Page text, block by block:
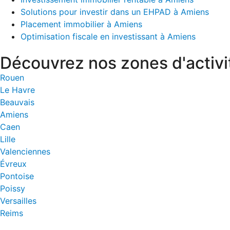
Solutions pour investir dans un EHPAD à Amiens
Placement immobilier à Amiens
Optimisation fiscale en investissant à Amiens
Découvrez nos zones
Rouen
Le Havre
Beauvais
Amiens
Caen
Lille
Valenciennes
Évreux
Pontoise
Poissy
Versailles
Reims